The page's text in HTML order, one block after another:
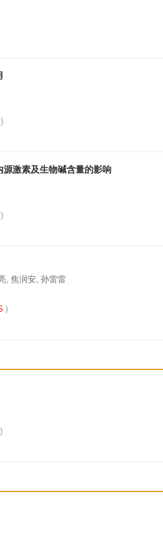
)
激素及生物碱含量的影响
)
, 焦润安, 孙雷雷
)
)